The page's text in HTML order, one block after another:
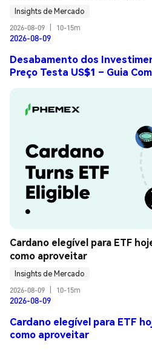
Insights de Mercado
2026-08-09
10-15m
2026-08-09
Desabamento dos
Preço Testa US$1 – Guia
Cardano elegível para ETF
como aproveitar
Insights de Mercado
2026-08-09
10-15m
2026-08-09
Cardano elegível para ETF
como aproveitar